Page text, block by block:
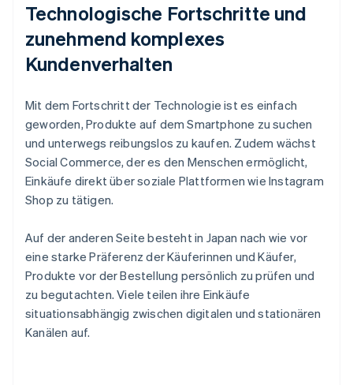
Technologische Fortschritte und
zunehmend komplexes
Kundenverhalten
Mit dem Fortschritt der Technologie ist es einfach
geworden, Produkte auf dem Smartphone zu suchen
und unterwegs reibungslos zu kaufen. Zudem wächst
Social Commerce, der es den Menschen ermöglicht,
Einkäufe direkt über soziale Plattformen wie Instagram
Shop zu tätigen.
Auf der anderen Seite besteht in Japan nach wie vor
eine starke Präferenz der Käuferinnen und Käufer,
Produkte vor der Bestellung persönlich zu prüfen und
zu begutachten. Viele teilen ihre Einkäufe
situationsabhängig zwischen digitalen und stationären
Kanälen auf.